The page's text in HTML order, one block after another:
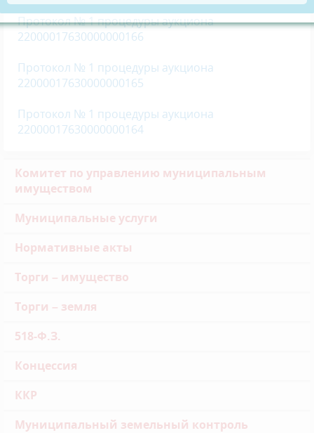
Протокол № 1 процедуры аукциона
22000017630000000166
Протокол № 1 процедуры аукциона
22000017630000000165
Протокол № 1 процедуры аукциона
22000017630000000164
Комитет по управлению муниципальным
имуществом
Муниципальные услуги
Нормативные акты
Торги – имущество
Торги – земля
518-Ф.З.
Концессия
ККР
Муниципальный земельный контроль